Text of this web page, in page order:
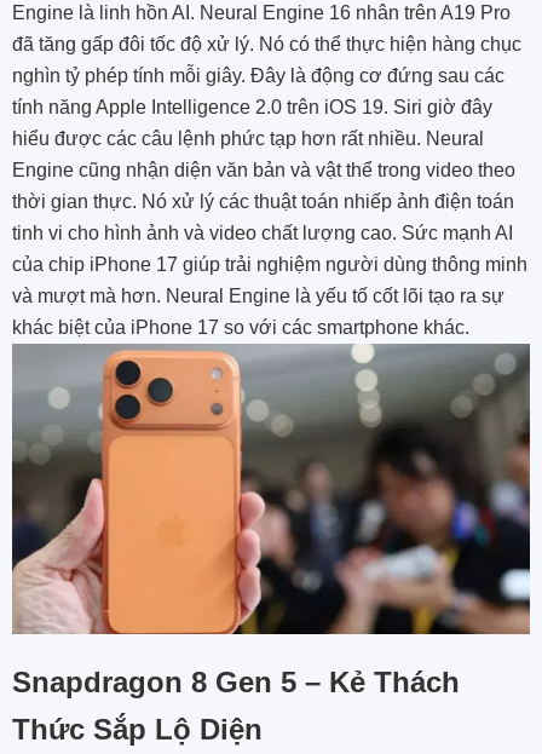
Engine là linh hồn AI. Neural Engine 16 nhân trên A19 Pro
đã tăng gấp đôi tốc độ xử lý. Nó có thể thực hiện hàng chục
nghìn tỷ phép tính mỗi giây. Đây là động cơ đứng sau các
tính năng Apple Intelligence 2.0 trên iOS 19. Siri giờ đây
hiểu được các câu lệnh phức tạp hơn rất nhiều. Neural
Engine cũng nhận diện văn bản và vật thể trong video theo
thời gian thực. Nó xử lý các thuật toán nhiếp ảnh điện toán
tinh vi cho hình ảnh và video chất lượng cao. Sức mạnh AI
của chip iPhone 17 giúp trải nghiệm người dùng thông minh
và mượt mà hơn. Neural Engine là yếu tố cốt lõi tạo ra sự
khác biệt của iPhone 17 so với các smartphone khác.
Snapdragon 8 Gen 5 – Kẻ Thách
Thức Sắp Lộ Diện